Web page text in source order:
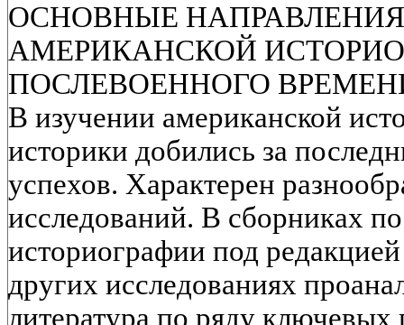
ОСНОВНЫЕ
АМЕРИКАНСКОЙ
ПОСЛЕВОЕННОГО
В изучении американской
историки добились за
успехов. Характерен
исследований. В сборниках
историографии под
других исследованиях
литература по ряду